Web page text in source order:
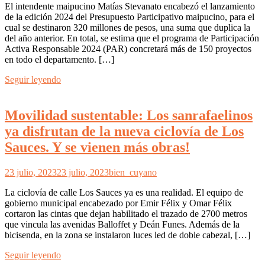
El intendente maipucino Matías Stevanato encabezó el lanzamiento
de la edición 2024 del Presupuesto Participativo maipucino, para el
cual se destinaron 320 millones de pesos, una suma que duplica la
del año anterior. En total, se estima que el programa de Participación
Activa Responsable 2024 (PAR) concretará más de 150 proyectos
en todo el departamento. […]
Seguir leyendo
Movilidad sustentable: Los sanrafaelinos
ya disfrutan de la nueva ciclovía de Los
Sauces. Y se vienen más obras!
23 julio, 202323 julio, 2023bien_cuyano
La ciclovía de calle Los Sauces ya es una realidad. El equipo de
gobierno municipal encabezado por Emir Félix y Omar Félix
cortaron las cintas que dejan habilitado el trazado de 2700 metros
que vincula las avenidas Balloffet y Deán Funes. Además de la
bicisenda, en la zona se instalaron luces led de doble cabezal, […]
Seguir leyendo